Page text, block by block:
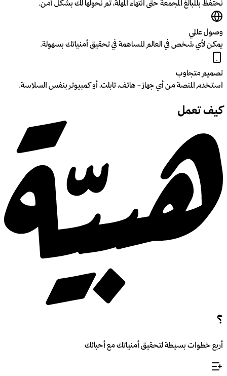
نحتفظ بالمبالغ المجمعة حتى انتهاء المهلة، ثم نحولها لك بشكل آمن.
وصول عالمي
يمكن لأي شخص في العالم المساهمة في تحقيق أمنياتك بسهولة.
تصميم متجاوب
استخدم المنصة من أي جهاز - هاتف، تابلت، أو كمبيوتر بنفس السلاسة.
كيف تعمل
؟
أربع خطوات بسيطة لتحقيق أمنياتك مع أحبائك